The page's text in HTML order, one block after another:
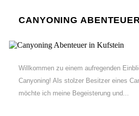
CANYONING
Willkommen zu einem aufregenden
Canyoning! Als stolzer Besitzer eines
möchte ich meine Begeisterung und...